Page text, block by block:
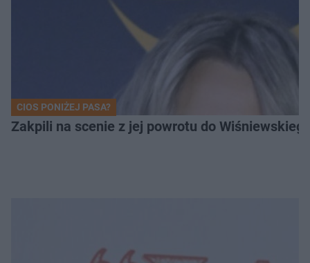
CIOS PONIŻEJ PASA?
Zakpili na scenie z jej powrotu do